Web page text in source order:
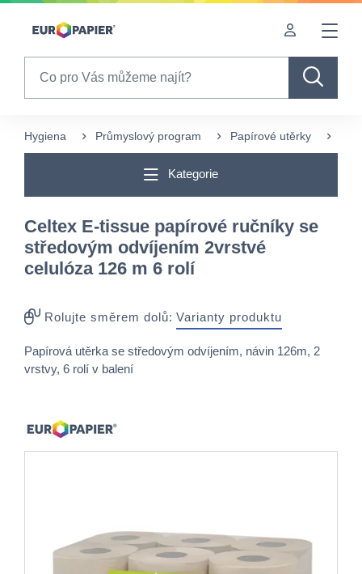
Table Of Content
Často nakupované s tímto produktem
Hygiena Průmyslový program Papírové utěrky
Kategorie
Celtex E-tissue papírové ručníky se
středovým odvíjením 2vrstvé
celulóza 126 m 6 rolí
Rolujte směrem dolů: Varianty produktu
Papírová utěrka se středovým odvíjením, návin 126m, 2
vrstvy, 6 rolí v balení